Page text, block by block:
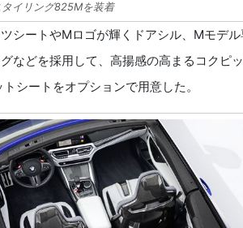
イリング825Mを装着
シートやMロゴが輝くドアシル、Mモデ
などを採用して、高揚感の高まるコクピ
シートをオプションで用意した。